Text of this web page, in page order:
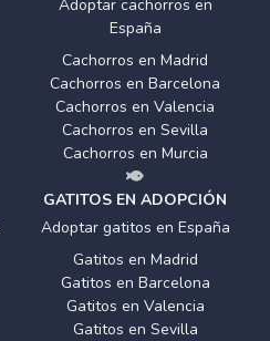
Adoptar cachorros en
España
Cachorros en Madrid
Cachorros en Barcelona
Cachorros en Valencia
Cachorros en Sevilla
Cachorros en Murcia
GATITOS EN ADOPCIÓN
Adoptar gatitos en España
Gatitos en Madrid
Gatitos en Barcelona
Gatitos en Valencia
Gatitos en Sevilla